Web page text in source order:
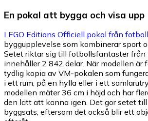
En pokal att bygga och visa upp
LEGO Editions Officiell pokal från
byggupplevelse som kombinerar sport
Setet riktar sig till fotbollsfantaster från
innehåller 2 842 delar. När modellen är
tydlig kopia av VM-pokalen som
i ett rum, på en hylla eller i ett
modellen mäter 36 cm i höjd och har
den lätt att känna igen. Det gör setet till
byggsats, eftersom det också blir ett